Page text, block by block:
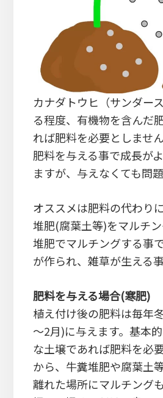
カナダトウヒ（サンダー
る程度、有機物を含んだ
れば肥料を必要としませ
肥料を与える事で成長が
ますが、与えなくても問
オススメは肥料の代わり
堆肥(腐葉土等)をマルチン
堆肥でマルチングする事
が作られ、雑草が生える
肥料を与える場合(寒肥)
植え付け後の肥料は毎年
～2月)に与えます。基本
な土壌であれば肥料を必
から、牛糞堆肥や腐葉土
離れた場所にマルチング